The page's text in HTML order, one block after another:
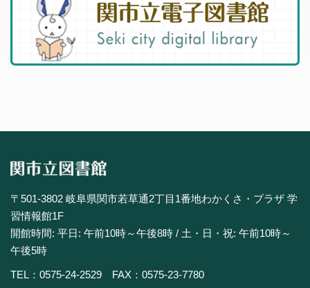
〒501-3802 岐阜県関市若草通2丁目1番地わかくさ・プラザ 学
習情報館1F
開館時間: 平日: 午前10時～午後8時 / 土・日・祝: 午前10時～
午後5時
TEL：0575-24-2529 FAX：0575-23-7780